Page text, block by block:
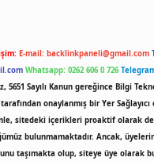
E-mail: backlinkpaneli@gmail.com
Whatsapp: 0262 606 0 726
5651 Sayılı Kanun gereğince Bilgi
onaylanmış bir Yer
sitedeki içerikleri proaktif olarak
bulunmamaktadır. Ancak,
taşımakta olup, siteye üye olarak